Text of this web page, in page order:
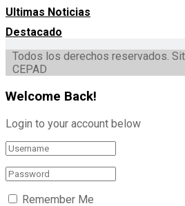
Ultimas Noticias
Destacado
Todos los derechos reservados.
CEPAD
Welcome Back!
Login to your account below
Remember Me